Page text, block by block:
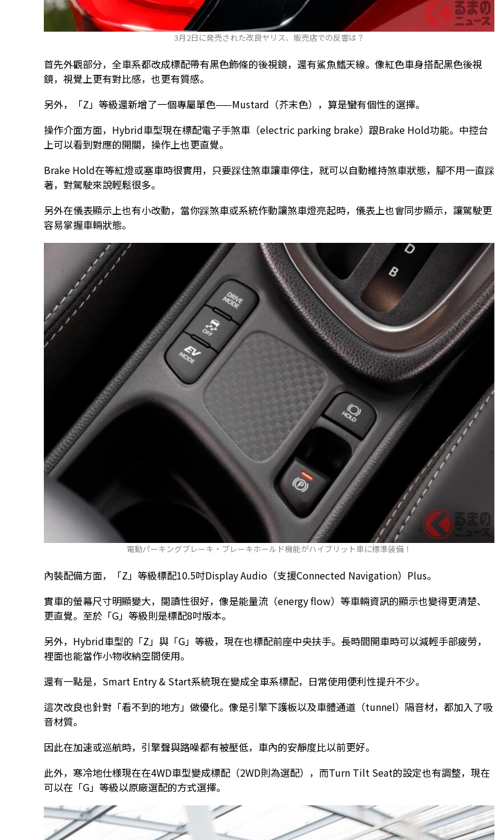
3月2日に発売された改良ヤリス、販売店での反響は？
首先外觀部分，全車系都改成標配帶有黑色飾條的後視鏡，還有鯊魚鰭天線。像紅色車身搭配黑色後視
鏡，視覺上更有對比感，也更有質感。
另外，「Z」等級還新增了一個專屬單色——Mustard（芥末色），算是蠻有個性的選擇。
操作介面方面，Hybrid車型現在標配電子手煞車（electric parking brake）跟Brake Hold功能。中控台
上可以看到對應的開關，操作上也更直覺。
Brake Hold在等紅燈或塞車時很實用，只要踩住煞車讓車停住，就可以自動維持煞車狀態，腳不用一直踩
著，對駕駛來說輕鬆很多。
另外在儀表顯示上也有小改動，當你踩煞車或系統作動讓煞車燈亮起時，儀表上也會同步顯示，讓駕駛更
容易掌握車輛狀態。
電動パーキングブレーキ・ブレーキホールド機能がハイブリット車に標準装備！
內裝配備方面，「Z」等級標配10.5吋Display Audio（支援Connected Navigation）Plus。
實車的螢幕尺寸明顯變大，閱讀性很好，像是能量流（energy flow）等車輛資訊的顯示也變得更清楚、
更直覺。至於「G」等級則是標配8吋版本。
另外，Hybrid車型的「Z」與「G」等級，現在也標配前座中央扶手。長時間開車時可以減輕手部疲勞，
裡面也能當作小物收納空間使用。
還有一點是，Smart Entry & Start系統現在變成全車系標配，日常使用便利性提升不少。
這次改良也針對「看不到的地方」做優化。像是引擎下護板以及車體通道（tunnel）隔音材，都加入了吸
音材質。
因此在加速或巡航時，引擎聲與路噪都有被壓低，車內的安靜度比以前更好。
此外，寒冷地仕様現在在4WD車型變成標配（2WD則為選配），而Turn Tilt Seat的設定也有調整，現在
可以在「G」等級以原廠選配的方式選擇。